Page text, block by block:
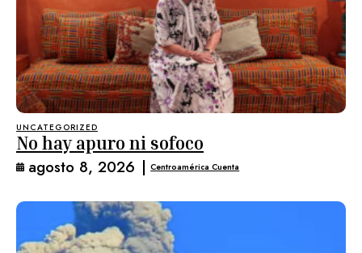
UNCATEGORIZED
No hay apuro ni sofoco
agosto 8, 2026 | Centroamérica Cuenta